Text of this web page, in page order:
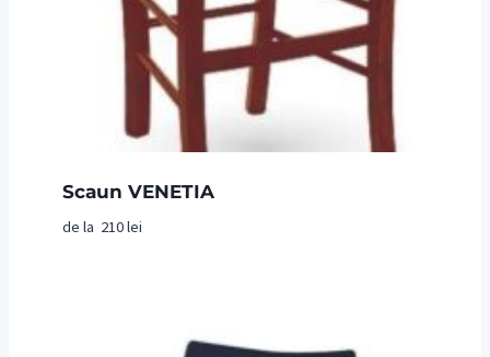
Scaun VENETIA
de la 210lei